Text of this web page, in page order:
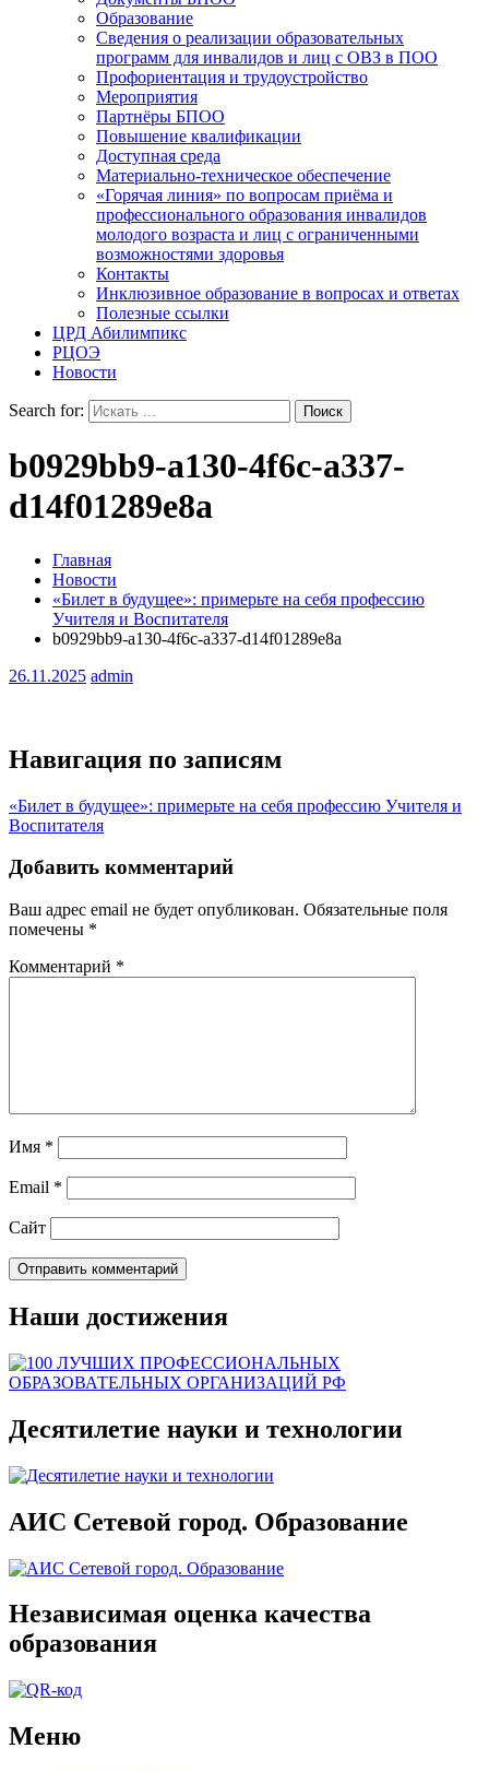
Образование
Сведения о реализации образовательных
программ для инвалидов и лиц с ОВЗ в ПОО
Профориентация и трудоустройство
Мероприятия
Партнёры БПОО
Повышение квалификации
Доступная среда
Материально-техническое обеспечение
«Горячая линия» по вопросам приёма и
профессионального образования инвалидов
молодого возраста и лиц с ограниченными
возможностями здоровья
Контакты
Инклюзивное образование в вопросах и ответах
Полезные ссылки
ЦРД Абилимпикс
РЦОЭ
Новости
Search for:
b0929bb9-a130-4f6c-a337-
d14f01289e8a
Главная
Новости
«Билет в будущее»: примерьте на себя профессию
Учителя и Воспитателя
b0929bb9-a130-4f6c-a337-d14f01289e8a
26.11.2025 admin
Навигация по записям
«Билет в будущее»: примерьте на себя профессию Учителя и
Воспитателя
Добавить комментарий
Ваш адрес email не будет опубликован. Обязательные поля
помечены *
Комментарий *
Имя *
Email *
Сайт
Наши достижения
Десятилетие науки и технологии
АИС Сетевой город. Образование
Независимая оценка качества
образования
Меню